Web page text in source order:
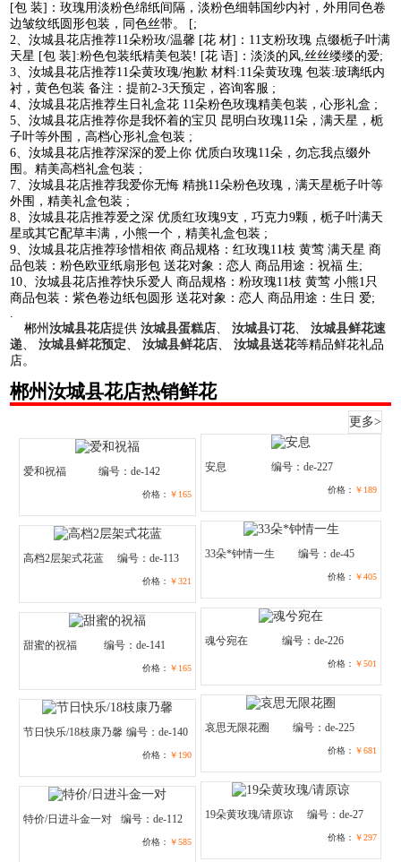
[包 装]：玫瑰用淡粉色绵纸间隔，淡粉色细韩国纱内衬，外用同色卷
边皱纹纸圆形包装，同色丝带。 [;
2、汝城县花店推荐11朵粉玫/温馨 [花 材]：11支粉玫瑰 点缀栀子叶满
天星 [包 装]:粉色包装纸精美包装! [花 语]：淡淡的风,丝丝缕缕的爱;
3、汝城县花店推荐11朵黄玫瑰/抱歉 材料:11朵黄玫瑰 包装:玻璃纸内
衬，黄色包装 备注：提前2-3天预定，咨询客服 ;
4、汝城县花店推荐生日礼盒花 11朵粉色玫瑰精美包装，心形礼盒 ;
5、汝城县花店推荐你是我怀着的宝贝 昆明白玫瑰11朵，满天星，栀
子叶等外围，高档心形礼盒包装 ;
6、汝城县花店推荐深深的爱上你 优质白玫瑰11朵，勿忘我点缀外
围。精美高档礼盒包装 ;
7、汝城县花店推荐我爱你无悔 精挑11朵粉色玫瑰，满天星栀子叶等
外围，精美礼盒包装 ;
8、汝城县花店推荐爱之深 优质红玫瑰9支，巧克力9颗，栀子叶满天
星或其它配草丰满，小熊一个，精美礼盒包装 ;
9、汝城县花店推荐珍惜相依 商品规格：红玫瑰11枝 黄莺 满天星 商
品包装：粉色欧亚纸扇形包 送花对象：恋人 商品用途：祝福 生;
10、汝城县花店推荐快乐爱人 商品规格：粉玫瑰11枝 黄莺 小熊1只
商品包装：紫色卷边纸包圆形 送花对象：恋人 商品用途：生日 爱;
.
郴州汝城县花店提供汝城县蛋糕店、汝城县订花、汝城县鲜花速
递、汝城县鲜花预定、汝城县鲜花店、汝城县送花等精品鲜花礼品
店。
郴州汝城县花店热销鲜花
更多>
爱和祝福 编号：de-142
价格： ￥165
安息 编号：de-227
价格： ￥189
高档2层架式花蓝 编号：de-113
价格： ￥321
33朵*钟情一生 编号：de-45
价格： ￥405
甜蜜的祝福 编号：de-141
价格： ￥165
魂兮宛在 编号：de-226
价格： ￥501
节日快乐/18枝康乃馨 编号：de-140
价格： ￥190
哀思无限花圈 编号：de-225
价格： ￥681
特价/日进斗金一对 编号：de-112
价格： ￥585
19朵黄玫瑰/请原谅 编号：de-27
价格： ￥297